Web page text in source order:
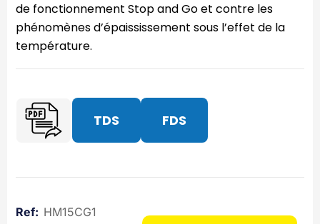
de fonctionnement Stop and Go et contre les
phénomènes d’épaississement sous l’effet de la
température.
TDS FDS
HM15CG1